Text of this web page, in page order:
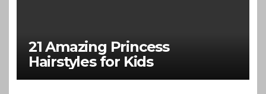
21 Amazing Princess
Hairstyles for Kids